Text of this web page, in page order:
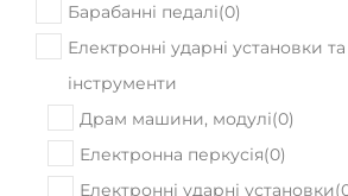
Барабанні педалі(0)
Електронні ударні установки
інструменти
Драм машини, модулі(0)
Електронна перкусія(0)
Електронні ударні установки(